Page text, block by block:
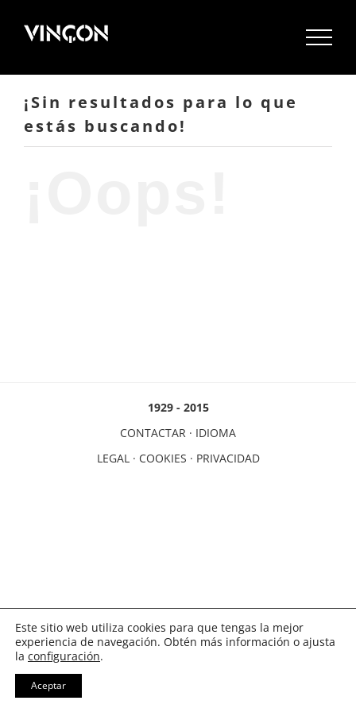
¡Sin resultados para lo que
estás buscando!
1929 - 2015
CONTACTAR · IDIOMA
LEGAL· COOKIES · PRIVACIDAD
Este sitio web utiliza cookies para que tengas la mejor
experiencia de navegación. Obtén más información o ajusta
la configuración.
Aceptar